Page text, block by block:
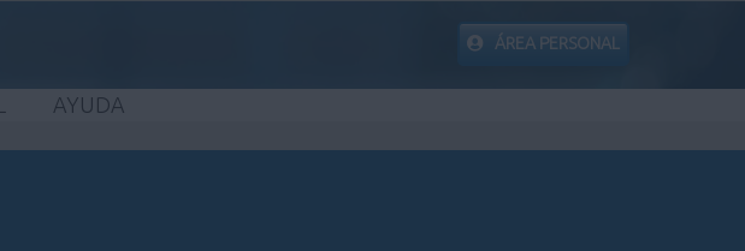
ÁREA PERSONAL
AYUDA